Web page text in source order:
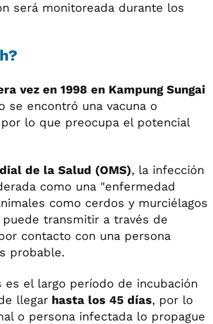
será monitoreada durante los
vez en 1998 en Kampung Sungai
se encontró una vacuna o
lo que preocupa el potencial
de la Salud (OMS), la infección
como una "enfermedad
como cerdos y murciélagos
puede transmitir a través de
contacto con una persona
probable.
el largo período de incubación
llegar hasta los 45 días, por lo
o persona infectada lo propague